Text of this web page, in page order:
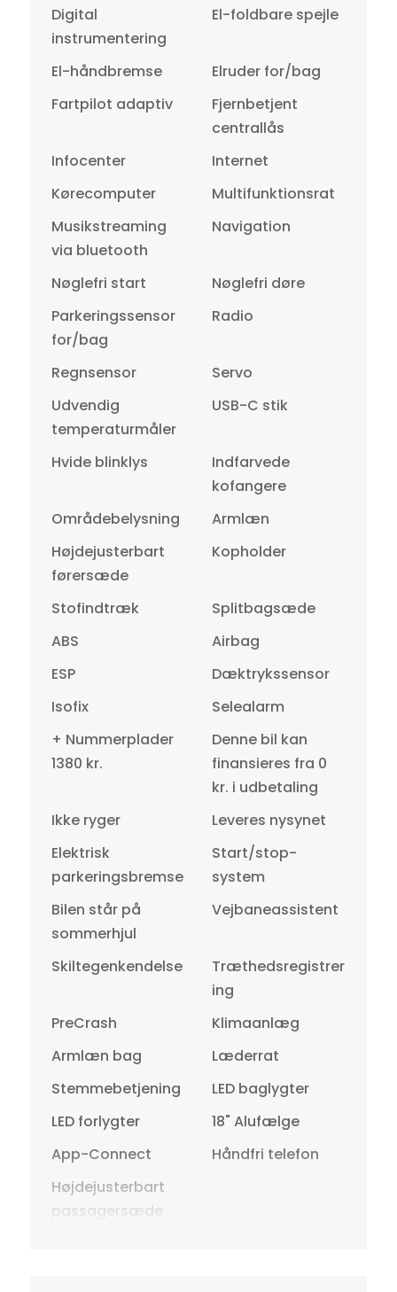
Digital
instrumentering
El-foldbare spejle
El-håndbremse
Elruder for/bag
Fartpilot adaptiv
Fjernbetjent
centrallås
Infocenter
Internet
Kørecomputer
Multifunktionsrat
Musikstreaming
via bluetooth
Navigation
Nøglefri start
Nøglefri døre
Parkeringssensor
for/bag
Radio
Regnsensor
Servo
Udvendig
temperaturmåler
USB-C stik
Hvide blinklys
Indfarvede
kofangere
Områdebelysning
Armlæn
Højdejusterbart
førersæde
Kopholder
Stofindtræk
Splitbagsæde
ABS
Airbag
ESP
Dæktrykssensor
Isofix
Selealarm
+ Nummerplader
1380 kr.
Denne bil kan
finansieres fra 0
kr. i udbetaling
Ikke ryger
Leveres nysynet
Elektrisk
parkeringsbremse
Start/stop-
system
Bilen står på
sommerhjul
Vejbaneassistent
Skiltegenkendelse
Træthedsregistrer
ing
PreCrash
Klimaanlæg
Armlæn bag
Læderrat
Stemmebetjening
LED baglygter
LED forlygter
18" Alufælge
App-Connect
Håndfri telefon
Højdejusterbart
passagersæde